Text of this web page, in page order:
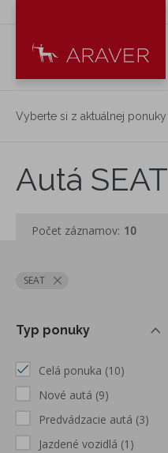
Vyberte si z aktuálnej ponuky
Autá SEAT
Počet záznamov: 10
SEAT
Typ ponuky
Celá ponuka (10)
Nové autá (9)
Predvádzacie autá (3)
Jazdené vozidlá (1)